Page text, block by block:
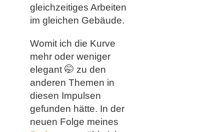
gleichzeitiges Arbeiten
im gleichen Gebäude.
Womit ich die Kurve
mehr oder weniger
elegant 🤭 zu den
anderen Themen in
diesen Impulsen
gefunden hätte. In der
neuen Folge meines